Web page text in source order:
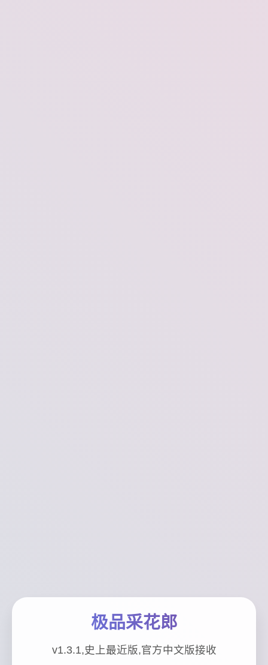
极品采花郎
v1.3.1,史上最近版,官方中文版接收